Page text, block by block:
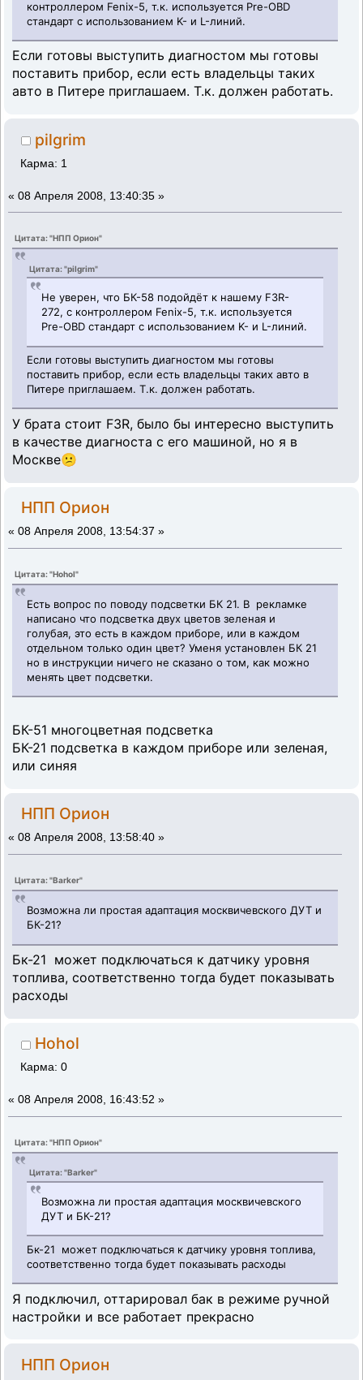
контроллером Fenix-5, т.к. используется Pre-OBD
стандарт с использованием K- и L-линий.
Если готовы выступить диагностом мы готовы
поставить прибор, если есть владельцы таких
авто в Питере приглашаем. Т.к. должен работать.
pilgrim
Карма: 1
« 08 Апреля 2008, 13:40:35 »
Цитата: "НПП Орион"
Цитата: "pilgrim"
Не уверен, что БК-58 подойдёт к нашему F3R-
272, с контроллером Fenix-5, т.к. используется
Pre-OBD стандарт с использованием K- и L-линий.
Если готовы выступить диагностом мы готовы
поставить прибор, если есть владельцы таких авто в
Питере приглашаем. Т.к. должен работать.
У брата стоит F3R, было бы интересно выступить
в качестве диагноста с его машиной, но я в
Москве😕
НПП Орион
« 08 Апреля 2008, 13:54:37 »
Цитата: "Hohol"
Есть вопрос по поводу подсветки БК 21. В рекламке
написано что подсветка двух цветов зеленая и
голубая, это есть в каждом приборе, или в каждом
отдельном только один цвет? Уменя установлен БК 21
но в инструкции ничего не сказано о том, как можно
менять цвет подсветки.
БК-51 многоцветная подсветка
БК-21 подсветка в каждом приборе или зеленая,
или синяя
НПП Орион
« 08 Апреля 2008, 13:58:40 »
Цитата: "Barker"
Возможна ли простая адаптация москвичевского ДУТ и
БК-21?
Бк-21 может подключаться к датчику уровня
топлива, соответственно тогда будет показывать
расходы
Hohol
Карма: 0
« 08 Апреля 2008, 16:43:52 »
Цитата: "НПП Орион"
Цитата: "Barker"
Возможна ли простая адаптация москвичевского
ДУТ и БК-21?
Бк-21 может подключаться к датчику уровня топлива,
соответственно тогда будет показывать расходы
Я подключил, оттарировал бак в режиме ручной
настройки и все работает прекрасно
НПП Орион